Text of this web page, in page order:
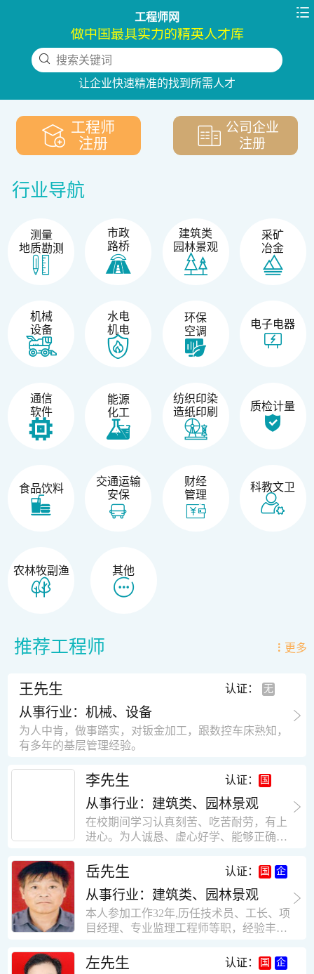
工程师网 
做中国最具实力的精英人才库
搜索关键词
让企业快速精准的找到所需人才
下拉刷新
工程师
注册
公司企业
注册
行业导航
测量
地质勘测
市政
路桥
建筑类
园林景观
采矿
冶金
机械
设备
水电
机电
环保
空调
电子电器
通信
软件
能源
化工
纺织印染
造纸印刷
质检计量
食品饮料
交通运输
安保
财经
管理
科教文卫
农林牧副渔 其他
推荐工程师 更多
王先生 认证：
从事行业：机械、设备
为人中肯，做事踏实，对钣金加工，跟数控车床熟知，
有多年的基层管理经验。
李先生 认证：
从事行业：建筑类、园林景观
在校期间学习认真刻苦、吃苦耐劳，有上
进心。为人诚恳、虚心好学、能够正确对
思想积极上进，接受能力和独立能力强，
有很强的团队精神和集体荣誉感。做事认
真负责，有很强的责任心。秉承山大扎
实、厚重的学风。为人正直、诚信、稳
重。有强烈的上进心、事业心。有很强的
工作学习认真踏实，能够吃苦耐劳，责任
心强。 性格外向、开朗，有良好的人
岳先生 认证：
从事行业：建筑类、园林景观
本人参加工作32年,历任技术员、工长、项
目经理、专业监理工程师等职，经验丰
计，工程经济技术分析，能适应建筑行业
左先生 认证：